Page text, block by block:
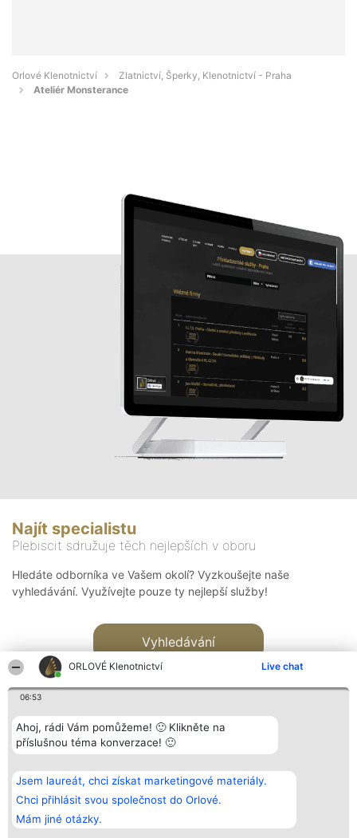
ORLOVÉ Klenotnictví Live chat
06:53
Ahoj, rádi Vám pomůžeme! 🙂 Klikněte na
příslušnou téma konverzace! 🙂
Jsem laureát, chci získat marketingové materiály.
Chci přihlásit svou společnost do Orlové.
Mám jiné otázky.
Orlové Klenotnictví
Zlatnictví, Šperky, Klenotnictví - Praha
Ateliér Monsterance
Najít specialistu
Plebiscit sdružuje těch nejlepších v oboru
Hledáte odborníka ve Vašem okolí? Vyzkoušejte naše
vyhledávání. Využívejte pouze ty nejlepší služby!
Vyhledávání
Bright Side Solutions sp. z o.
o. sp. k.
ul. Ruska 22
Wrocław 50-079
KRS 0000749100 | Regon
381313360 | NIP 8943132676
Vítězové
Seznam všech
laureátů
Zásady
Zásady
Kontakt